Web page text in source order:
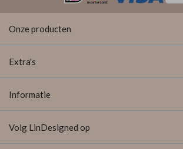
Onze producten
Extra's
Informatie
Volg LinDesigned op